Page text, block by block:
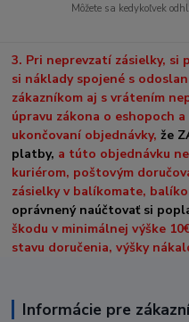
Môžete sa kedykoľvek
3. Pri neprevzatí zásielky, si
si náklady spojené s
zákazníkom aj s vrátením
úpravu zákona o eshopoch
ukončovaní objednávky,že
platby, a túto objednávku
kuriérom, poštovým
zásielky v balíkomate,
oprávnený naúčtovať si
škodu v minimálnej výške
stavu doručenia, výšky
Informácie pre